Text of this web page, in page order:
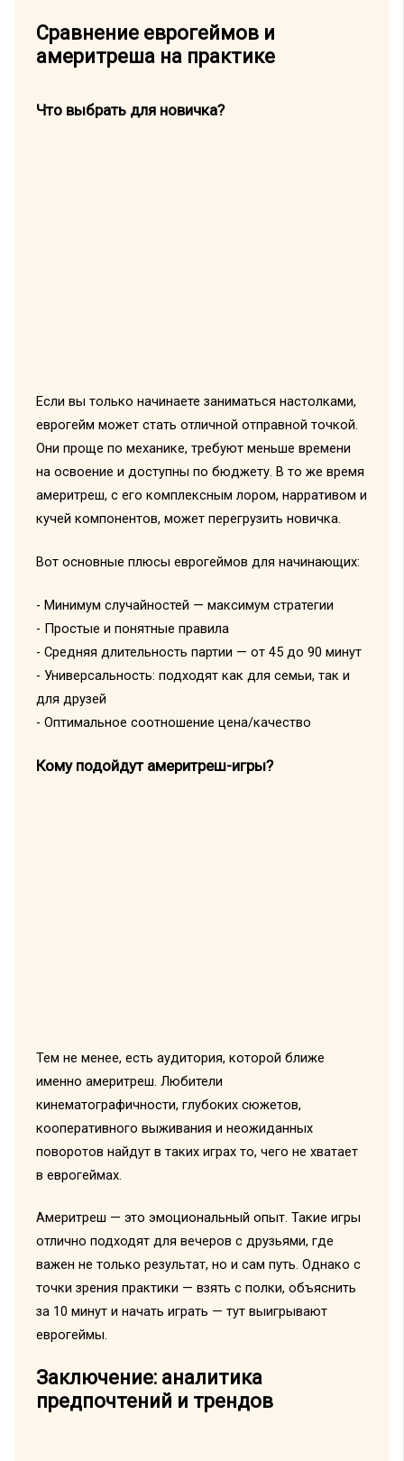
Сравнение еврогеймов и
америтреша на практике
Что выбрать для новичка?
Если вы только начинаете заниматься настолками,
еврогейм может стать отличной отправной точкой.
Они проще по механике, требуют меньше времени
на освоение и доступны по бюджету. В то же время
америтреш, с его комплексным лором, нарративом и
кучей компонентов, может перегрузить новичка.
Вот основные плюсы еврогеймов для начинающих:
- Минимум случайностей — максимум стратегии
- Простые и понятные правила
- Средняя длительность партии — от 45 до 90 минут
- Универсальность: подходят как для семьи, так и
для друзей
- Оптимальное соотношение цена/качество
Кому подойдут америтреш-игры?
Тем не менее, есть аудитория, которой ближе
именно америтреш. Любители
кинематографичности, глубоких сюжетов,
кооперативного выживания и неожиданных
поворотов найдут в таких играх то, чего не хватает
в еврогеймах.
Америтреш — это эмоциональный опыт. Такие игры
отлично подходят для вечеров с друзьями, где
важен не только результат, но и сам путь. Однако с
точки зрения практики — взять с полки, объяснить
за 10 минут и начать играть — тут выигрывают
еврогеймы.
Заключение: аналитика
предпочтений и трендов